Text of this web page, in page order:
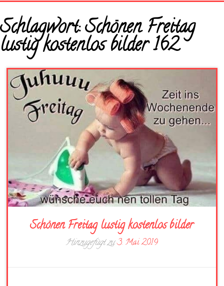
Startseite
Neue Bilder
Schlagwort:Schönen Freitag
lustig kostenlos bilder 162
Schönen Freitag lustig kostenlos bilder
Hinzugefügt zu3. Mai 2019